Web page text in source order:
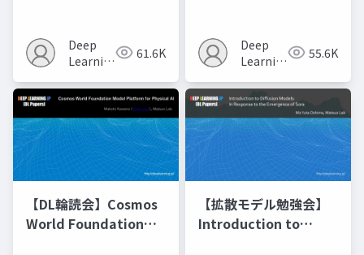
Recipes モデルマージ
の進化的最適化
Deep
Learning
61.6K
Deep
Learning
55.6K
【DL輪読会】Cosmos
World Foundation
【拡散モデル勉強会】
Introduction to